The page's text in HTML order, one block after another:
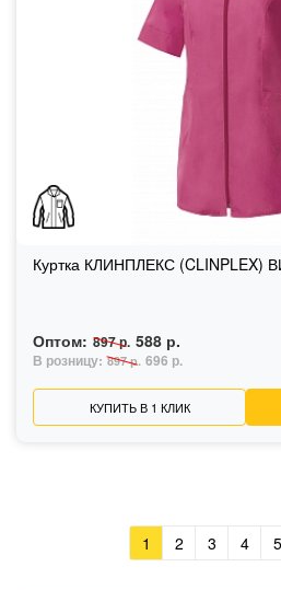
Куртка КЛИНПЛЕКС (CLINPLEX)
Оптом: 897 р. 588 р.
В розницу: 897 р. 696 р.
КУПИТЬ В 1 КЛИК
1 2 3 4 5